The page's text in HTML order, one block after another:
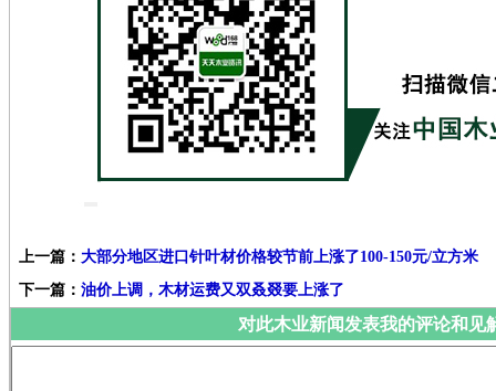
上一篇： 大部分地区进口针叶材价格较节前上涨了100-150元/立方米
下一篇： 油价上调，木材运费又双叒叕要上涨了
对此木业新闻发表我的评论和见